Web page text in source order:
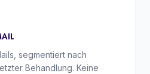
segmentiert nach
Behandlung. Keine